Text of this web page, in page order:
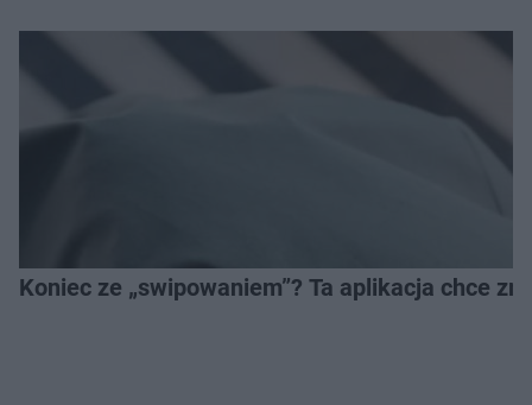
Koniec ze „swipowaniem”? Ta aplikacja chce